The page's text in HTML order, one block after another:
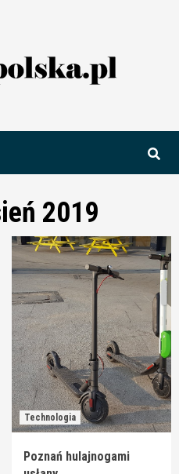
2019
Technologia
Poznań hulajnogami